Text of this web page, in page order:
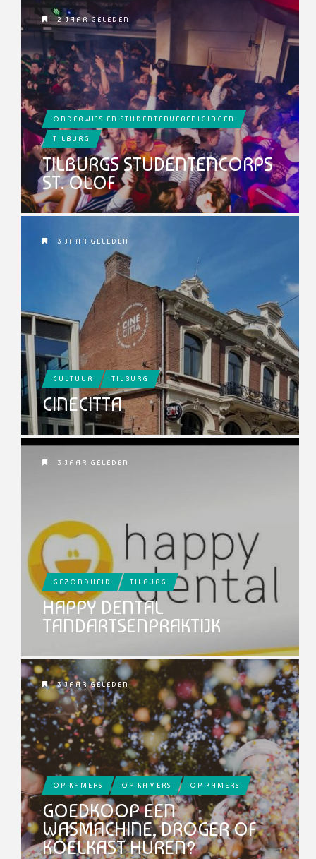
2 JAAR GELEDEN
ONDERWIJS EN STUDENTENVERENIGINGEN
TILBURG
TILBURGS STUDENTENCORPS
ST. OLOF
3 JAAR GELEDEN
CULTUUR TILBURG
CINECITTA
3 JAAR GELEDEN
GEZONDHEID TILBURG
HAPPY DENTAL
TANDARTSENPRAKTIJK
3 JAAR GELEDEN
OP KAMERS OP KAMERS OP KAMERS
GOEDKOOP EEN
WASMACHINE, DROGER OF
KOELKAST HUREN?